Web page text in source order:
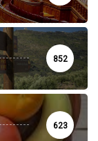
852
623